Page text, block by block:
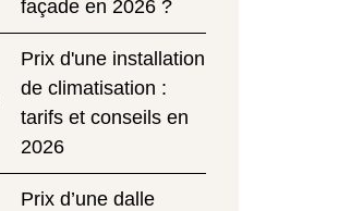
façade en 2026 ?
Prix d'une installation
de climatisation :
tarifs et conseils en
2026
Prix d’une dalle